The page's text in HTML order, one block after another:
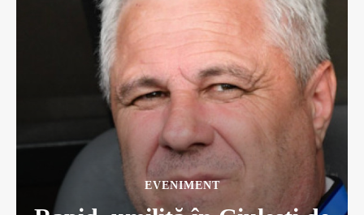
EVENIMENT